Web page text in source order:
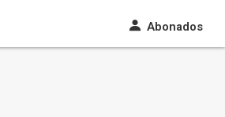
Abonados